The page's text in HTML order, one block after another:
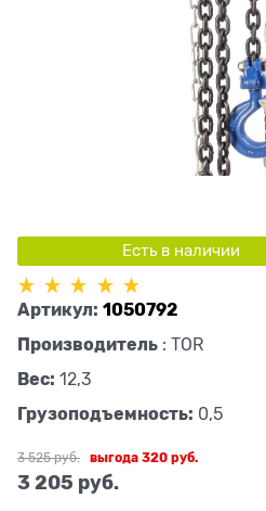
Есть в наличии
Артикул: 1050792
Производитель : TOR
Вес: 12,3
Грузоподъемность: 0,5
3 525 руб.
3 205 руб.
выгода320 руб.